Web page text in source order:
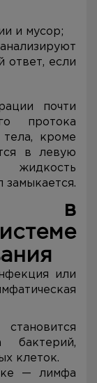
и мусор;
ответ, если
почти
протока
кроме
в левую
замыкается.
в
или
бактерий,
клеток.
— лимфа